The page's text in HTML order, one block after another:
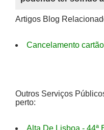
Artigos Blog
Cancelamento
Outros Serviços
perto:
Alta De Lisboa - 44ª